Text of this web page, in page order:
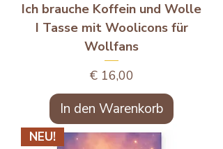
Ich brauche Koffein und Wolle
I Tasse mit Woolicons für
Wollfans
Preis
€ 16,00
In den Warenkorb
NEU!